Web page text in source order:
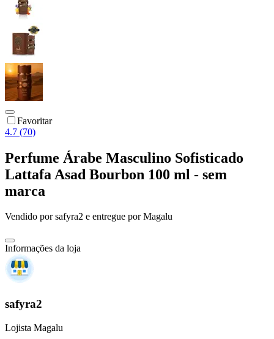
Favoritar
4.7 (70)
Perfume Árabe Masculino Sofisticado
Lattafa Asad Bourbon 100 ml - sem
marca
Vendido porsafyra2 e entregue por Magalu
Informações da loja
safyra2
Lojista Magalu